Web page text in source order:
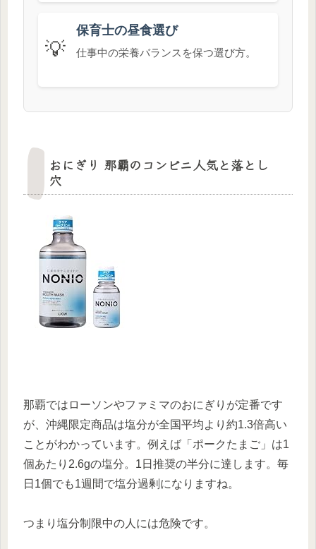
💡
保育士の昼食選び
仕事中の栄養バランスを保つ選び方。
おにぎり 那覇のコンビニ人気と落とし
穴
那覇ではローソンやファミマのおにぎりが定番です
が、沖縄限定商品は塩分が全国平均より約1.3倍高い
ことがわかっています。例えば「ポークたまご」は1
個あたり2.6gの塩分。1日推奨の半分に達します。毎
日1個でも1週間で塩分過剰になりますね。
つまり塩分制限中の人には危険です。